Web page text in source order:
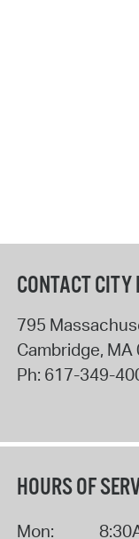
CONTACT CITY
795
Cambridge, MA
Ph: 617-349-
HOURS OF
Mon: